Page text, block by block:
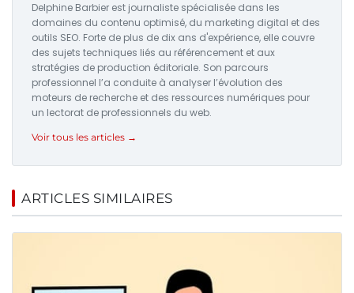
Delphine Barbier est journaliste spécialisée dans les
domaines du contenu optimisé, du marketing digital et des
outils SEO. Forte de plus de dix ans d'expérience, elle couvre
des sujets techniques liés au référencement et aux
stratégies de production éditoriale. Son parcours
professionnel l’a conduite à analyser l’évolution des
moteurs de recherche et des ressources numériques pour
un lectorat de professionnels du web.
Voir tous les articles →
ARTICLES SIMILAIRES